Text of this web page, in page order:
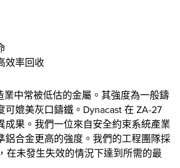
效率回收
業中常被低估的金屬。其強度為一般鑄
可媲美灰口鑄鐵。Dynacast 在 ZA-27
成果。我們一位來自安全約束系統產業
鋁合金更高的強度。我們的工程團隊採
在未發生失效的情況下達到所需的最